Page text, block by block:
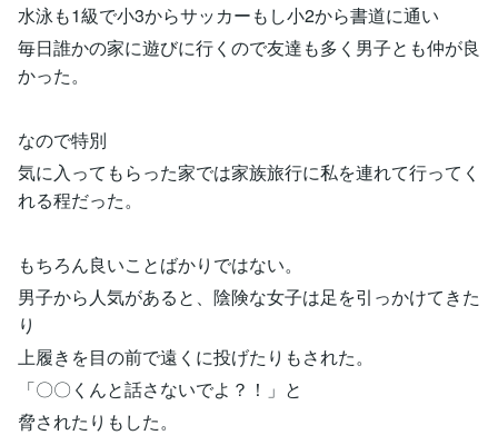
水泳も1級で小3からサッカーもし小2から書道に通い
毎日誰かの家に遊びに行くので友達も多く男子とも仲が良
かった。
なので特別
気に入ってもらった家では家族旅行に私を連れて行ってく
れる程だった。
もちろん良いことばかりではない。
男子から人気があると、陰険な女子は足を引っかけてきた
り
上履きを目の前で遠くに投げたりもされた。
「〇〇くんと話さないでよ？！」と
脅されたりもした。